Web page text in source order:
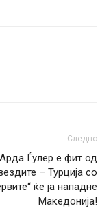
Следно
Ѓулер е фит од
– Турција со
ќе ја нападне
Македонија!